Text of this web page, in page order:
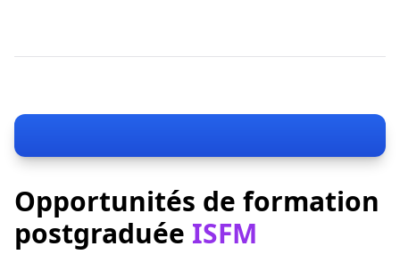
Opportunités de formation
postgraduée ISFM